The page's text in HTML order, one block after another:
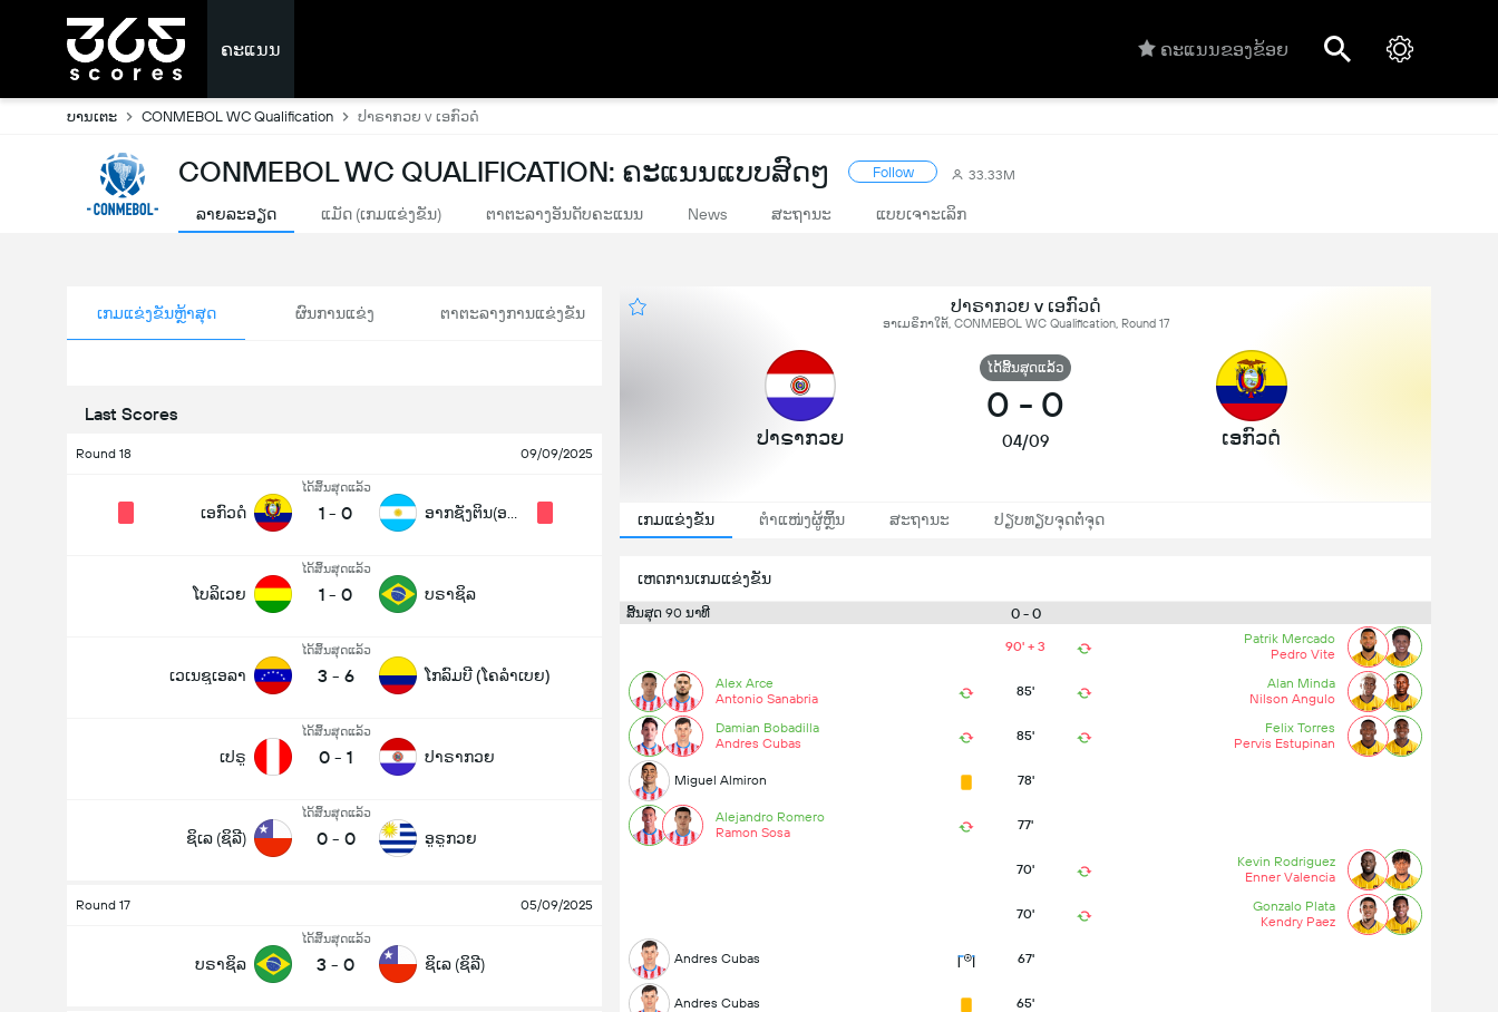
ຄະແນນ ຄະແນນຂອງຂ້ອຍ
ບານເຕະ CONMEBOL WC Qualification ປາຣາກວຍ v ເອກົວດໍ
CONMEBOL WC QUALIFICATION: ຄະແນນແບບສົດໆ Follow 33.33M
ລາຍລະອຽດ ແມັດ (ເກມແຂ່ງຂັນ) ຕາຕະລາງອັນດັບຄະແນນ News ສະຖານະ ແບບເຈາະເລິກ
ເກມແຂ່ງຂັນຫຼ້າສຸດ ຜົນການແຂ່ງ ຕາຕະລາງການແຂ່ງຂັນ
Last Scores
Round 18 09/09/2025
ເອກົວດໍ
ໄດ້ສິ້ນສຸດແລ້ວ
1 - 0
ໂບລິເວຍ
ໄດ້ສິ້ນສຸດແລ້ວ
1 - 0 ບຣາຊິລ
ເວເນຊູເອລາ
ໄດ້ສິ້ນສຸດແລ້ວ
3 - 6 ໂກລົມບີ (ໂຄລຳເບຍ)
ເປຣູ
ໄດ້ສິ້ນສຸດແລ້ວ
0 - 1 ປາຣາກວຍ
ຊິເລ (ຊິລີ)
ໄດ້ສິ້ນສຸດແລ້ວ
0 - 0 ອູຣູກວຍ
Round 17 05/09/2025
ບຣາຊິລ
ໄດ້ສິ້ນສຸດແລ້ວ
3 - 0 ຊິເລ (ຊິລີ)
ປາຣາກວຍ v ເອກົວດໍ
ອາເມຣິກາໃຕ້, CONMEBOL WC Qualification, Round 17
ປາຣາກວຍ
ໄດ້ສິ້ນສຸດແລ້ວ
0 - 0
04/09 ເອກົວດໍ
ເກມແຂ່ງຂັນ ຕຳແໜ່ງຜູ້ຫຼິ້ນ ສະຖານະ ປຽບທຽບຈຸດຕໍ່ຈຸດ
ເຫດການເກມແຂ່ງຂັນ
ສິ້ນສຸດ 90 ນາທີ 0 - 0
90' + 3
Patrik Mercado
Pedro Vite
Alex Arce
Antonio Sanabria
85'
Alan Minda
Nilson Angulo
Damian Bobadilla
Andres Cubas
85'
Felix Torres
Pervis Estupinan
Miguel Almiron 78'
Alejandro Romero
Ramon Sosa
77'
70'
Kevin Rodriguez
Enner Valencia
70'
Gonzalo Plata
Kendry Paez
Andres Cubas 67'
Andres Cubas 65'